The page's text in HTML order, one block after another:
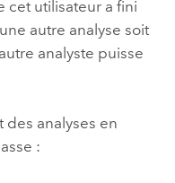
cet utilisateur a fini
autre analyse soit
analyste puisse
des analyses en
: